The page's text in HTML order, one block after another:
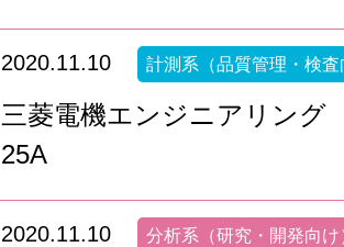
2020.11.10 計測系（品質管理・検査
三菱電機エンジニアリン
25A
2020.11.10 分析系（研究・開発向け